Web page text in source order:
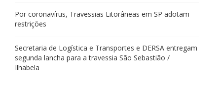
Por coronavírus, Travessias Litorâneas em SP adotam
restrições
Secretaria de Logística e Transportes e DERSA entregam
segunda lancha para a travessia São Sebastião /
Ilhabela